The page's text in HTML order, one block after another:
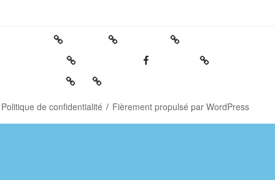
Politique de confidentialité Fièrement propulsé par WordPress